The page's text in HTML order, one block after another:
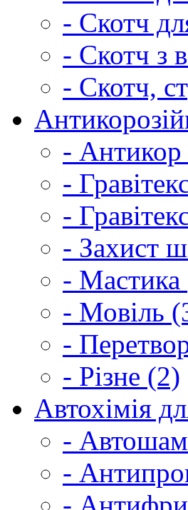
- Скотч
- Скотч з
- Скотч,
- Антикор
-
-
- Захист
- Мастика
- Мовіль
-
- Різне (2)
Автохімія
-
-